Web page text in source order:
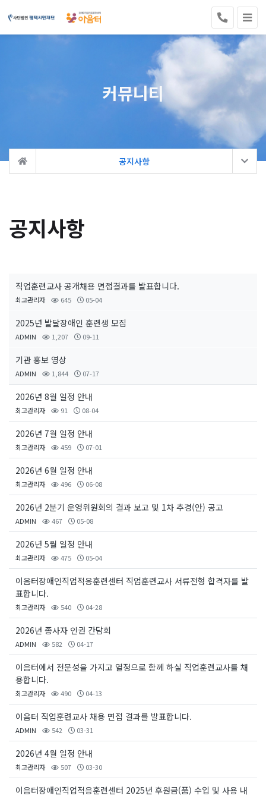
커뮤니티
공지사항
공지사항
직업훈련교사 공개채용 면접결과를 발표합니다.
최고관리자 645 05-04
2025년 발달장애인 훈련생 모집
ADMIN 1,207 09-11
기관 홍보 영상
ADMIN 1,844 07-17
2026년 8월 일정 안내
최고관리자 91 08-04
2026년 7월 일정 안내
최고관리자 459 07-01
2026년 6월 일정 안내
최고관리자 496 06-08
2026년 2분기 운영위원회의 결과 보고 및 1차 추경(안) 공고
ADMIN 467 05-08
2026년 5월 일정 안내
최고관리자 475 05-04
이음터장애인직업적응훈련센터 직업훈련교사 서류전형 합격자를 발
표합니다.
최고관리자 540 04-28
2026년 종사자 인권 간담회
ADMIN 582 04-17
이음터에서 전문성을 가지고 열정으로 함께 하실 직업훈련교사를 채
용합니다.
최고관리자 490 04-13
이음터 직업훈련교사 채용 면접 결과를 발표합니다.
ADMIN 542 03-31
2026년 4월 일정 안내
최고관리자 507 03-30
이음터장애인직업적응훈련센터 2025년 후원금(품) 수입 및 사용 내